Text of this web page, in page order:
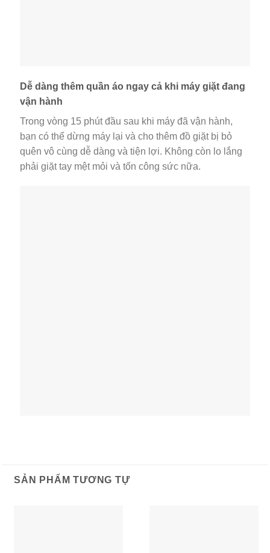
Dễ dàng thêm quần áo ngay cả khi máy giặt đang
vận hành
Trong vòng 15 phút đầu sau khi máy đã vận hành,
bạn có thể dừng máy lại và cho thêm đồ giặt bị bỏ
quên vô cùng dễ dàng và tiện lợi. Không còn lo lắng
phải giặt tay mệt mỏi và tốn công sức nữa.
SẢN PHẨM TƯƠNG TỰ